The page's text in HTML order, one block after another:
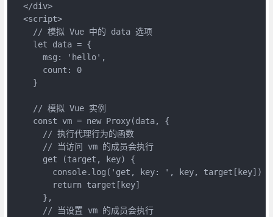
  </div>
  <script>
    // 模拟 Vue 中的 data 选项
    let data = {
      msg: 'hello',
      count: 0
    }
    // 模拟 Vue 实例
    const vm = new Proxy(data, {
      // 执行代理行为的函数
      // 当访问 vm 的成员会执行
      get (target, key) {
        console.log('get, key: ', key, target[key])
        return target[key]
      },
      // 当设置 vm 的成员会执行